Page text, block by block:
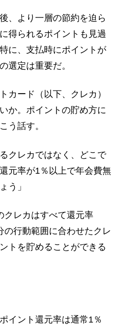
、より一層の節約を迫ら
得られるポイントも見過
に、支払時にポイントが
選定は重要だ。
カード（以下、クレカ）
か。ポイントの貯め方に
う話す。
クレカではなく、どこで
元率が1％以上で年会費無
う」
レカはすべて還元率
の行動範囲に合わせたクレ
トを貯めることができる
イント還元率は通常1％